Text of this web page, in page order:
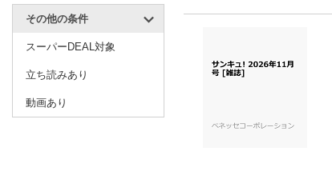
その他の条件
スーパーDEAL対象
立ち読みあり
動画あり